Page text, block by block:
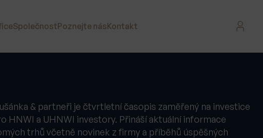
SpolečnostPoznejte násKontakt
& partneři je čtvrtletní časopis zaměřený na investice
HNWI a UHNWI investory. Přináší aktuální informace
trhů včetně novinek z firmy a příběhů úspěšných